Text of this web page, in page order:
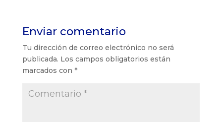
Enviar comentario
Tu dirección de correo electrónico no será
publicada. Los campos obligatorios están
marcados con *